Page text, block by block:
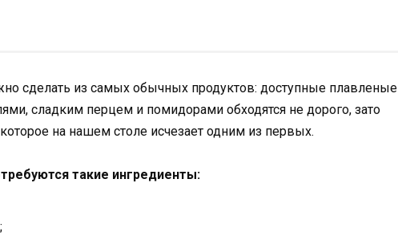
сделать из самых обычных продуктов: доступные плавленые
сладким перцем и помидорами обходятся не дорого, зато
на нашем столе исчезает одним из первых.
такие ингредиенты: